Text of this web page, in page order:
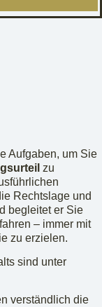
Aufgaben, um Sie
zu
Rechtslage und
begleitet er Sie
– immer mit
zu erzielen.
sind unter
verständlich die